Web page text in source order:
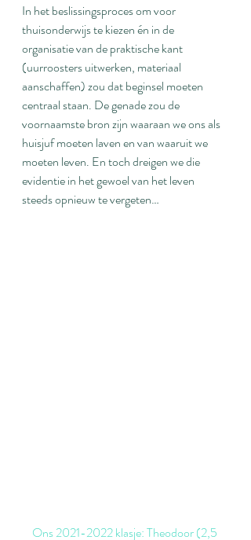
In het beslissingsproces om voor
thuisonderwijs te kiezen én in de
organisatie van de praktische kant
(uurroosters uitwerken, materiaal
aanschaffen) zou dat beginsel moeten
centraal staan. De genade zou de
voornaamste bron zijn waaraan we ons als
huisjuf moeten laven en van waaruit we
moeten leven. En toch dreigen we die
evidentie in het gewoel van het leven
steeds opnieuw te vergeten…
Ons 2021-2022 klasje: Theodoor (2,5